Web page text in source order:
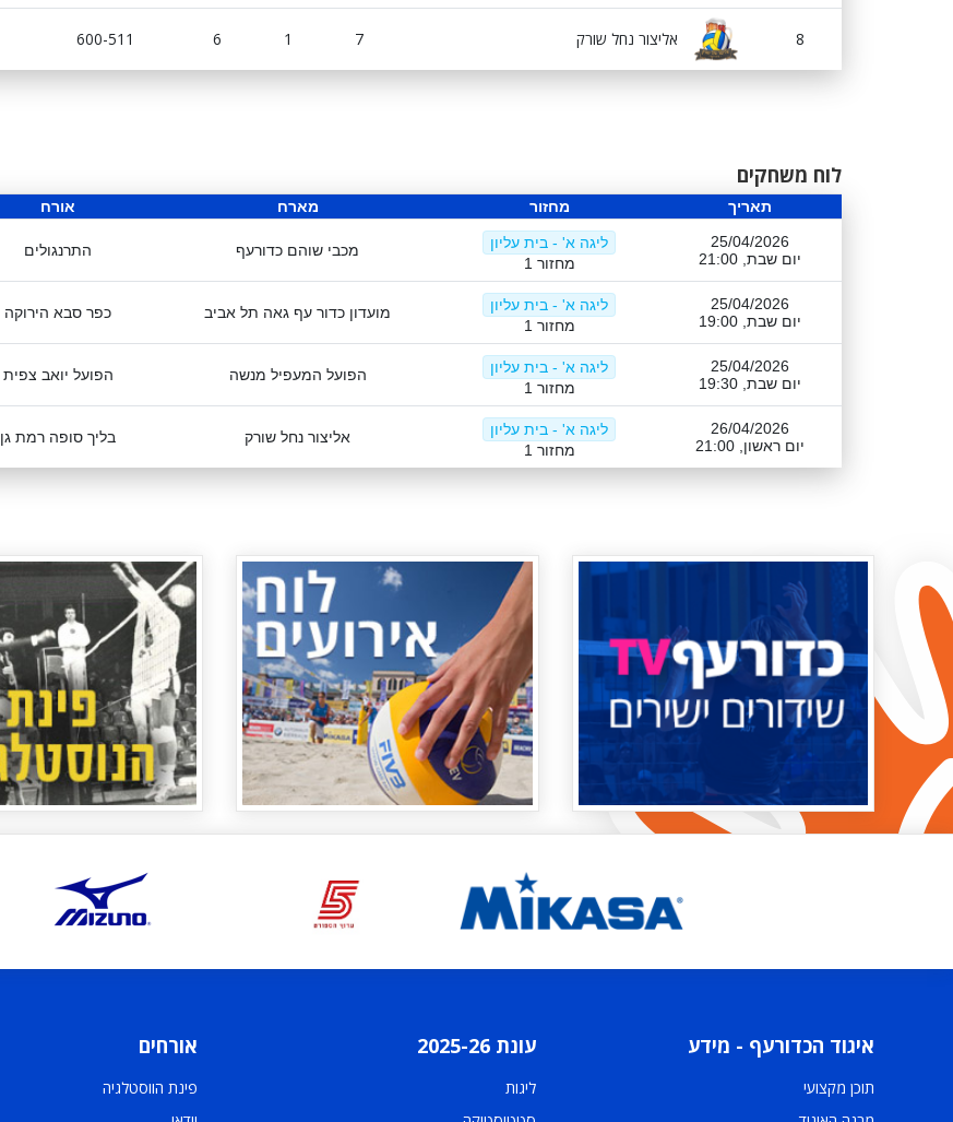
600-511 6 1 7 אליצור נחל שורק 8
לוח משחקים
אורח מארח מחזור תאריך
התרנגולים מכבי שוהם כדורעף
ליגה א' - בית עליון
מחזור 1
25/04/2026
יום שבת, 21:00
כפר סבא הירוקה מועדון כדור עף גאה תל אביב
ליגה א' - בית עליון
מחזור 1
25/04/2026
יום שבת, 19:00
הפועל יואב צפית הפועל המעפיל מנשה
ליגה א' - בית עליון
מחזור 1
25/04/2026
יום שבת, 19:30
בליך סופה רמת גן אליצור נחל שורק
ליגה א' - בית עליון
מחזור 1
26/04/2026
יום ראשון, 21:00
איגוד הכדורעף - מידע
תוכן מקצועי
עונת 2025-26
ליגות
אורחים
פינת הווסטלגיה